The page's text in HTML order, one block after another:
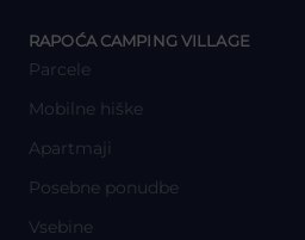
RAPOĆA CAMPING VILLAGE
Parcele
Mobilne hiške
Apartmaji
Posebne ponudbe
Vsebine